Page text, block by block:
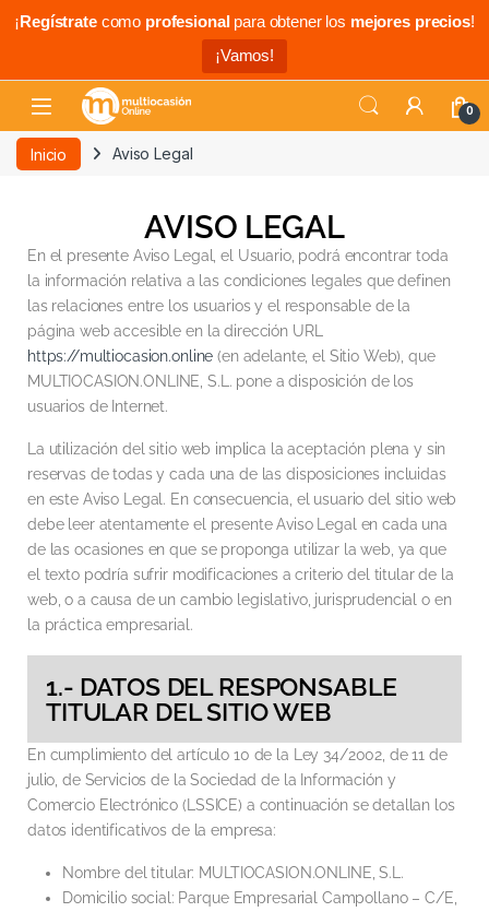
¡Regístratecomo profesionalpara obtener los mejores precios!
¡Vamos!
0
Inicio Aviso Legal
AVISO LEGAL
En el presente Aviso Legal, el Usuario, podrá encontrar toda
la información relativa a las condiciones legales que definen
las relaciones entre los usuarios y el responsable de la
página web accesible en la dirección URL
https://multiocasion.online (en adelante, el Sitio Web), que
MULTIOCASION.ONLINE, S.L. pone a disposición de los
usuarios de Internet.
La utilización del sitio web implica la aceptación plena y sin
reservas de todas y cada una de las disposiciones incluidas
en este Aviso Legal. En consecuencia, el usuario del sitio web
debe leer atentamente el presente Aviso Legal en cada una
de las ocasiones en que se proponga utilizar la web, ya que
el texto podría sufrir modificaciones a criterio del titular de la
web, o a causa de un cambio legislativo, jurisprudencial o en
la práctica empresarial.
1.- DATOS DEL RESPONSABLE
TITULAR DEL SITIO WEB
En cumplimiento del artículo 10 de la Ley 34/2002, de 11 de
julio, de Servicios de la Sociedad de la Información y
Comercio Electrónico (LSSICE) a continuación se detallan los
datos identificativos de la empresa:
Nombre del titular: MULTIOCASION.ONLINE, S.L.
Domicilio social: Parque Empresarial Campollano – C/E,